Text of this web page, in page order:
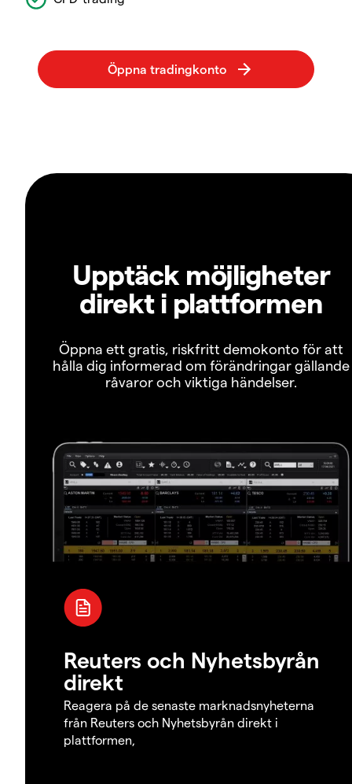
Upptäck möjligheter
direkt i plattformen
Öppna ett gratis, riskfritt demokonto för att
hålla dig informerad om förändringar gällande
råvaror och viktiga händelser.
Reuters och Nyhetsbyrån
direkt
Reagera på de senaste marknadsnyheterna
från Reuters och Nyhetsbyrån direkt i
plattformen,